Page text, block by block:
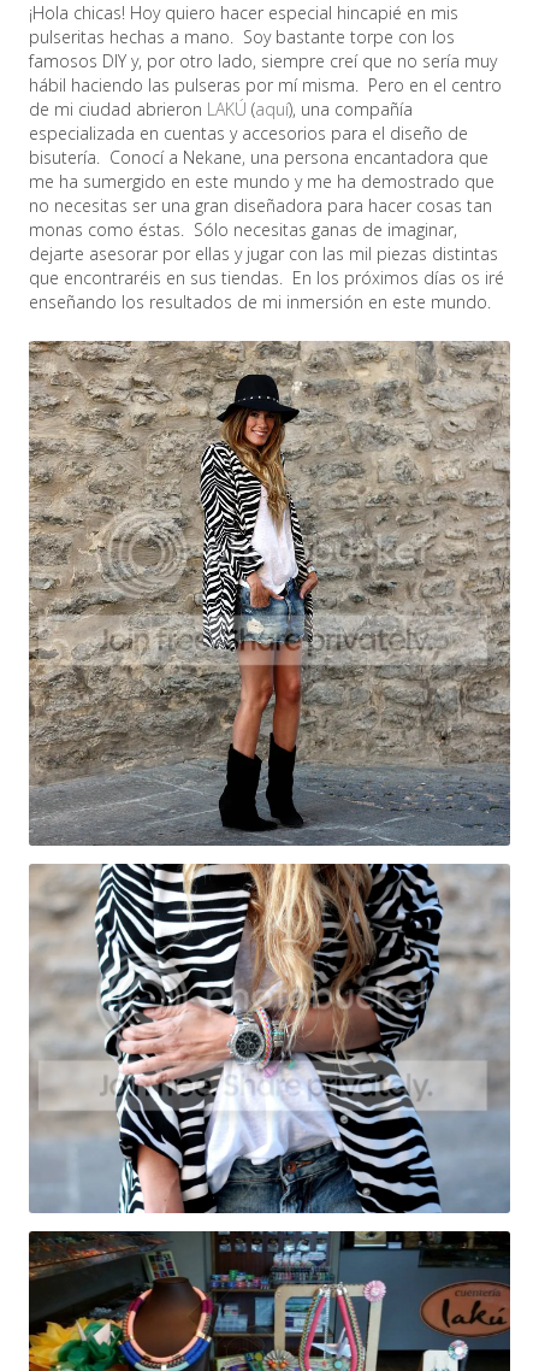
¡Hola chicas! Hoy quiero hacer especial hincapié en mis
pulseritas hechas a mano. Soy bastante torpe con los
famosos DIY y, por otro lado, siempre creí que no sería muy
hábil haciendo las pulseras por mí misma. Pero en el centro
de mi ciudad abrieron LAKÚ (aquí), una compañía
especializada en cuentas y accesorios para el diseño de
bisutería. Conocí a Nekane, una persona encantadora que
me ha sumergido en este mundo y me ha demostrado que
no necesitas ser una gran diseñadora para hacer cosas tan
monas como éstas. Sólo necesitas ganas de imaginar,
dejarte asesorar por ellas y jugar con las mil piezas distintas
que encontraréis en sus tiendas. En los próximos días os iré
enseñando los resultados de mi inmersión en este mundo.